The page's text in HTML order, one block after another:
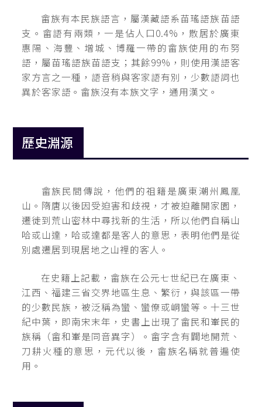
畲族有本民族語言，屬漢藏語系苗瑤語族苗語
支。畲語有兩類，一是佔人口0.4%，散居於廣東
惠陽、海豐、增城、博羅一帶的畲族使用的布努
語，屬苗瑤語族苗語支；其餘99%，則使用漢語客
家方言之一種，語音稍與客家語有別，少數語詞也
異於客家語。畲族沒有本族文字，通用漢文。
歷史淵源
畲族民間傳說，他們的祖籍是廣東潮州鳳凰
山。隋唐以後因受迫害和歧視，才被迫離開家園，
遷徙到荒山密林中尋找新的生活，所以他們自稱山
哈或山達，哈或達都是客人的意思，表明他們是從
別處遷居到現居地之山裡的客人。
在史籍上記載，畲族在公元七世紀已在廣東、
江西、福建三省交界地區生息、繁衍，與該區一帶
的少數民族，被泛稱為蠻、蠻僚或峒蠻等。十三世
紀中葉，即南宋末年，史書上出現了畲民和輋民的
族稱（畲和輋是同音異字）。畲字含有闢地開荒、
刀耕火種的意思，元代以後，畲族名稱就普遍使
用。